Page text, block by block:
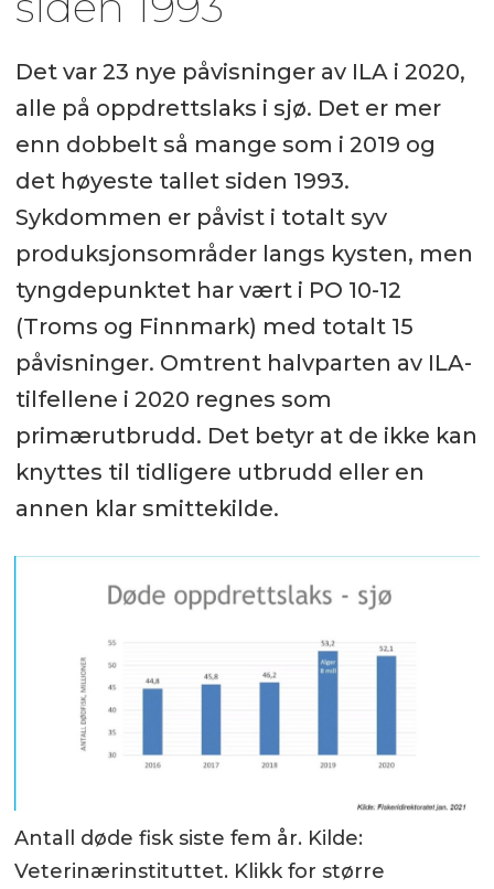
Det var 23 nye påvisninger av ILA i 2020,
alle på oppdrettslaks i sjø. Det er mer
enn dobbelt så mange som i 2019 og
det høyeste tallet siden 1993.
Sykdommen er påvist i totalt syv
produksjonsområder langs kysten, men
tyngdepunktet har vært i PO 10-12
(Troms og Finnmark) med totalt 15
påvisninger. Omtrent halvparten av ILA-
tilfellene i 2020 regnes som
primærutbrudd. Det betyr at de ikke kan
knyttes til tidligere utbrudd eller en
annen klar smittekilde.
Antall døde fisk siste fem år. Kilde:
Veterinærinstituttet. Klikk for større